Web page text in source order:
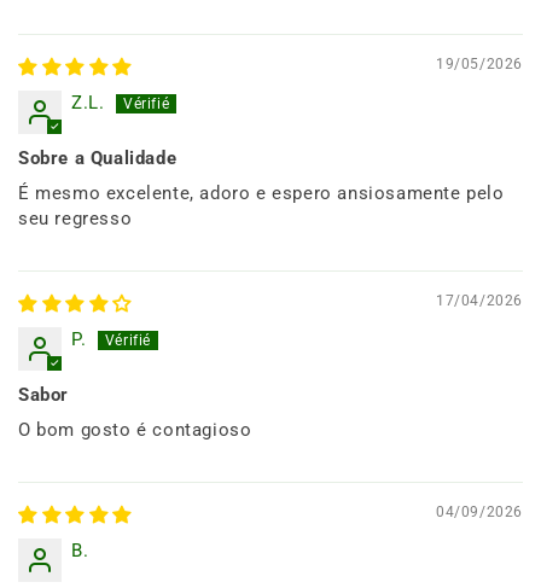
19/05/2026
Z.L.
Sobre a Qualidade
É mesmo excelente, adoro e espero ansiosamente pelo
seu regresso
17/04/2026
P.
Sabor
O bom gosto é contagioso
04/09/2026
B.